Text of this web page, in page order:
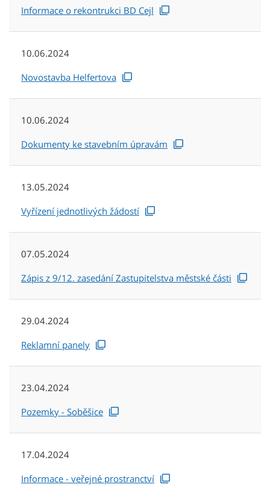
Informace o rekontrukci BD Cejl
10.06.2024
Novostavba Helfertova
10.06.2024
Dokumenty ke stavebním úpravám
13.05.2024
Vyřízení jednotlivých žádostí
07.05.2024
Zápis z 9/12. zasedání Zastupitelstva městské části
29.04.2024
Reklamní panely
23.04.2024
Pozemky - Soběšice
17.04.2024
Informace - veřejné prostranctví